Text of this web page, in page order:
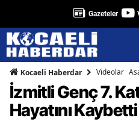
Gazeteler
Kocaeli Haberdar Videolar
İzmitli Genç 7.
Hayatını Kaybetti